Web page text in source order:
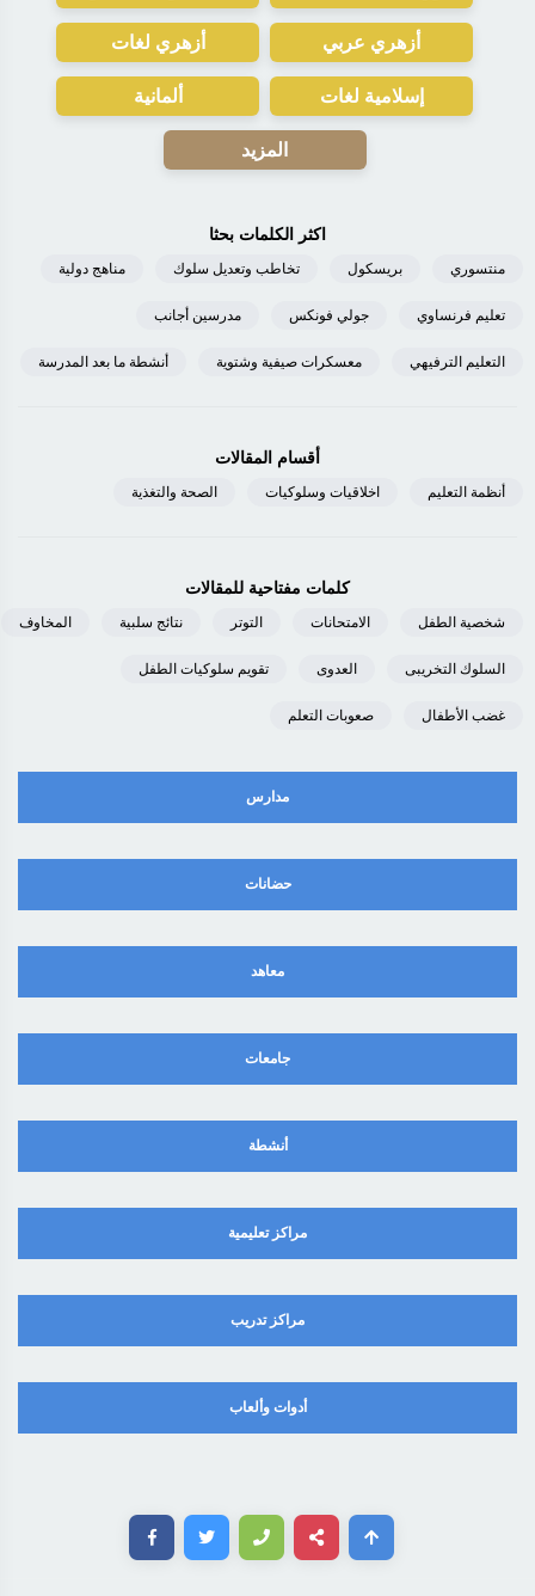
أزهري عربي أزهري لغات
إسلامية لغات ألمانية
المزيد
اكثر الكلمات بحثا
منتسوري بريسكول تخاطب وتعديل سلوك مناهج دولية
تعليم فرنساوي جولي فونكس مدرسين أجانب
التعليم الترفيهي معسكرات صيفية وشتوية أنشطة ما بعد المدرسة
أقسام المقالات
أنظمة التعليم اخلاقيات وسلوكيات الصحة والتغذية
كلمات مفتاحية للمقالات
شخصية الطفل الامتحانات التوتر نتائج سلبية المخاوف
السلوك التخريبى العدوى تقويم سلوكيات الطفل
غضب الأطفال صعوبات التعلم
مدارس
حضانات
معاهد
جامعات
أنشطة
مراكز تعليمية
مراكز تدريب
أدوات وألعاب